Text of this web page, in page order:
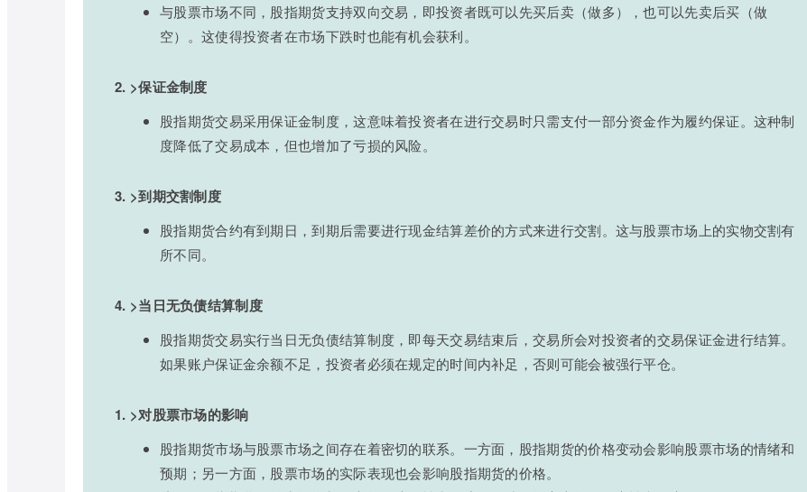
与股票市场不同，股指期货支持双向交易，即投资者既可以先买后卖（做多），也可以先卖后买（做
空）。这使得投资者在市场下跌时也能有机会获利。
2. >保证金制度
股指期货交易采用保证金制度，这意味着投资者在进行交易时只需支付一部分资金作为履约保证。这种制
度降低了交易成本，但也增加了亏损的风险。
3. >到期交割制度
股指期货合约有到期日，到期后需要进行现金结算差价的方式来进行交割。这与股票市场上的实物交割有
所不同。
4. >当日无负债结算制度
股指期货交易实行当日无负债结算制度，即每天交易结束后，交易所会对投资者的交易保证金进行结算。
如果账户保证金余额不足，投资者必须在规定的时间内补足，否则可能会被强行平仓。
1. >对股票市场的影响
股指期货市场与股票市场之间存在着密切的联系。一方面，股指期货的价格变动会影响股票市场的情绪和
预期；另一方面，股票市场的实际表现也会影响股指期货的价格。